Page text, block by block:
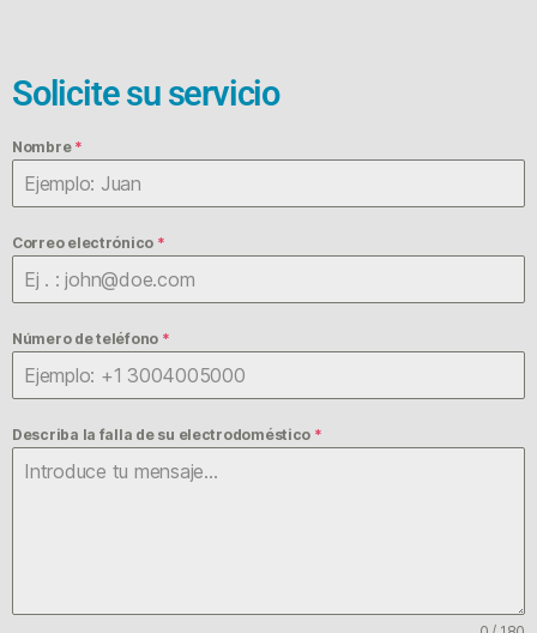
Solicite su servicio
Nombre *
Correo electrónico *
Número de teléfono *
Describa la falla de su electrodoméstico *